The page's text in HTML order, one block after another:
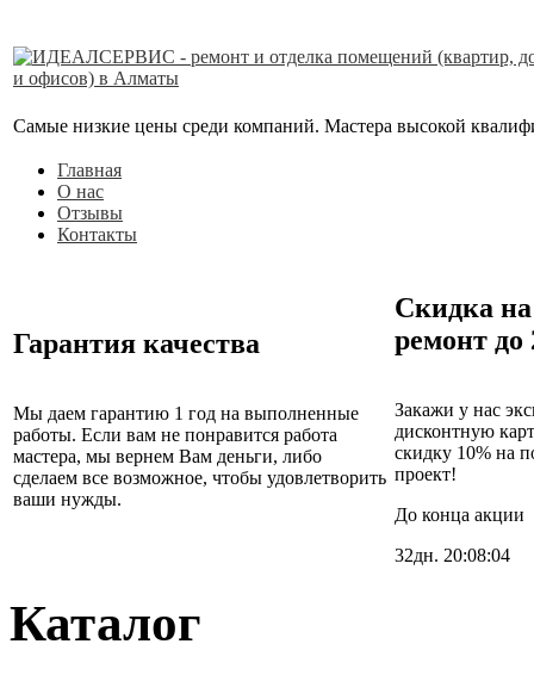
Самые низкие цены среди компаний. Мастера высокой
Главная
О нас
Отзывы
Контакты
Гарантия качества
Мы даем гарантию 1 год на выполненные
работы. Если вам не понравится работа
мастера, мы вернем Вам деньги, либо
сделаем все возможное, чтобы удовлетворить
ваши нужды.
Скидка
ремонт до
Закажи у нас
дисконтную
скидку 10% на
проект!
До конца акции
32дн. 20:08:04
Каталог